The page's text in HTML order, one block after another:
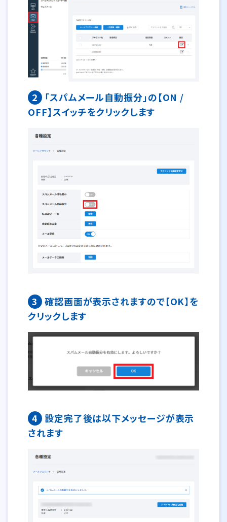
2
「スパムメール自動振分」の【ON /
OFF】スイッチをクリックします
3
確認画面が表示されますので【OK】を
クリックします
4
設定完了後は以下メッセージが表示
されます